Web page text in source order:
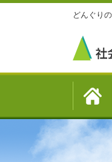
どんぐり